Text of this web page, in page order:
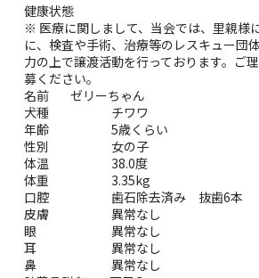
健康状態
※ 医療に関しまして、当会では、里親様
に、検査や手術、治療等のレスキュー団
力の上で譲渡活動を行っております。ご
募ください。
名前 ゼリーちゃん
犬種 チワワ
年齢 5歳くらい
性別 女の子
体温 38.0度
体重 3.35kg
口腔 歯石除去済み 抜歯6本
皮膚 異常なし
眼 異常なし
耳 異常なし
鼻 異常なし